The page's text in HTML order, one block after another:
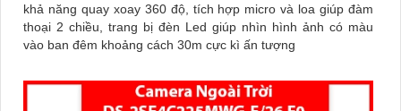
khả năng quay xoay 360 độ, tích hợp micro và loa giúp đàm
thoại 2 chiều, trang bị đèn Led giúp nhìn hình ảnh có màu
vào ban đêm khoảng cách 30m cực kì ấn tượng